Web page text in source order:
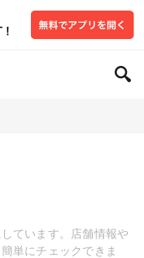
ています。店舗情報や
単にチェックできま